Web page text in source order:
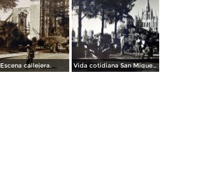
Escena callejera. Vida cotidiana San Miguel de Allende Guanajuato.